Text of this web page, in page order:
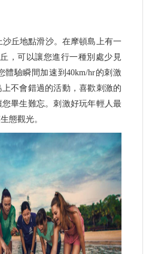
丘地點滑沙。在摩頓島上有一
，可以讓您進行一種別處少見
體驗瞬間加速到40km/hr的刺激
不會錯過的活動，喜歡刺激的
畢生難忘。刺激好玩年輕人最
態觀光。